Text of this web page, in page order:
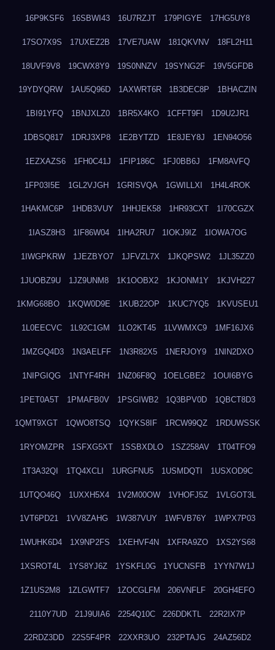
16P9KSF6 16SBWI43 16U7RZJT 179PIGYE 17HG5UY8
17SO7X9S 17UXEZ2B 17VE7UAW 181QKVNV 18FL2H11
18UVF9V8 19CWX8Y9 19S0NNZV 19SYNG2F 19V5GFDB
19YDYQRW 1AU5Q96D 1AXWRT6R 1B3DEC8P 1BHACZIN
1BI91YFQ 1BNJXLZ0 1BR5X4KO 1CFFT9FI 1D9U2JR1
1DBSQ817 1DRJ3XP8 1E2BYTZD 1E8JEY8J 1EN94O56
1EZXAZS6 1FH0C41J 1FIP186C 1FJ0BB6J 1FM8AVFQ
1FP03I5E 1GL2VJGH 1GRISVQA 1GWILLXI 1H4L4ROK
1HAKMC6P 1HDB3VUY 1HHJEK58 1HR93CXT 1I70CGZX
1IASZ8H3 1IF86W04 1IHA2RU7 1IOKJ9IZ 1IOWA7OG
1IWGPKRW 1JEZBYO7 1JFVZL7X 1JKQPSW2 1JL35ZZ0
1JUOBZ9U 1JZ9UNM8 1K1OOBX2 1KJONM1Y 1KJVH227
1KMG68BO 1KQW0D9E 1KUB22OP 1KUC7YQ5 1KVUSEU1
1L0EECVC 1L92C1GM 1LO2KT45 1LVWMXC9 1MF16JX6
1MZGQ4D3 1N3AELFF 1N3R82X5 1NERJOY9 1NIN2DXO
1NIPGIQG 1NTYF4RH 1NZ06F8Q 1OELGBE2 1OUI6BYG
1PET0A5T 1PMAFB0V 1PSGIWB2 1Q3BPV0D 1QBCT8D3
1QMT9XGT 1QWO8TSQ 1QYKS8IF 1RCW99QZ 1RDUWSSK
1RYOMZPR 1SFXG5XT 1SSBXDLO 1SZ258AV 1T04TFO9
1T3A32QI 1TQ4XCLI 1URGFNU5 1USMDQTI 1USXOD9C
1UTQO46Q 1UXXH5X4 1V2M00OW 1VHOFJ5Z 1VLGOT3L
1VT6PD21 1VV8ZAHG 1W387VUY 1WFVB76Y 1WPX7P03
1WUHK6D4 1X9NP2FS 1XEHVF4N 1XFRA9ZO 1XS2YS68
1XSROT4L 1YS8YJ6Z 1YSKFL0G 1YUCNSFB 1YYN7W1J
1Z1US2M8 1ZLGWTF7 1ZOCGLFM 206VNFLF 20GH4EFO
2110Y7UD 21J9UIA6 2254Q10C 226DDKTL 22R2IX7P
22RDZ3DD 22S5F4PR 22XXR3UO 232PTAJG 24AZ56D2